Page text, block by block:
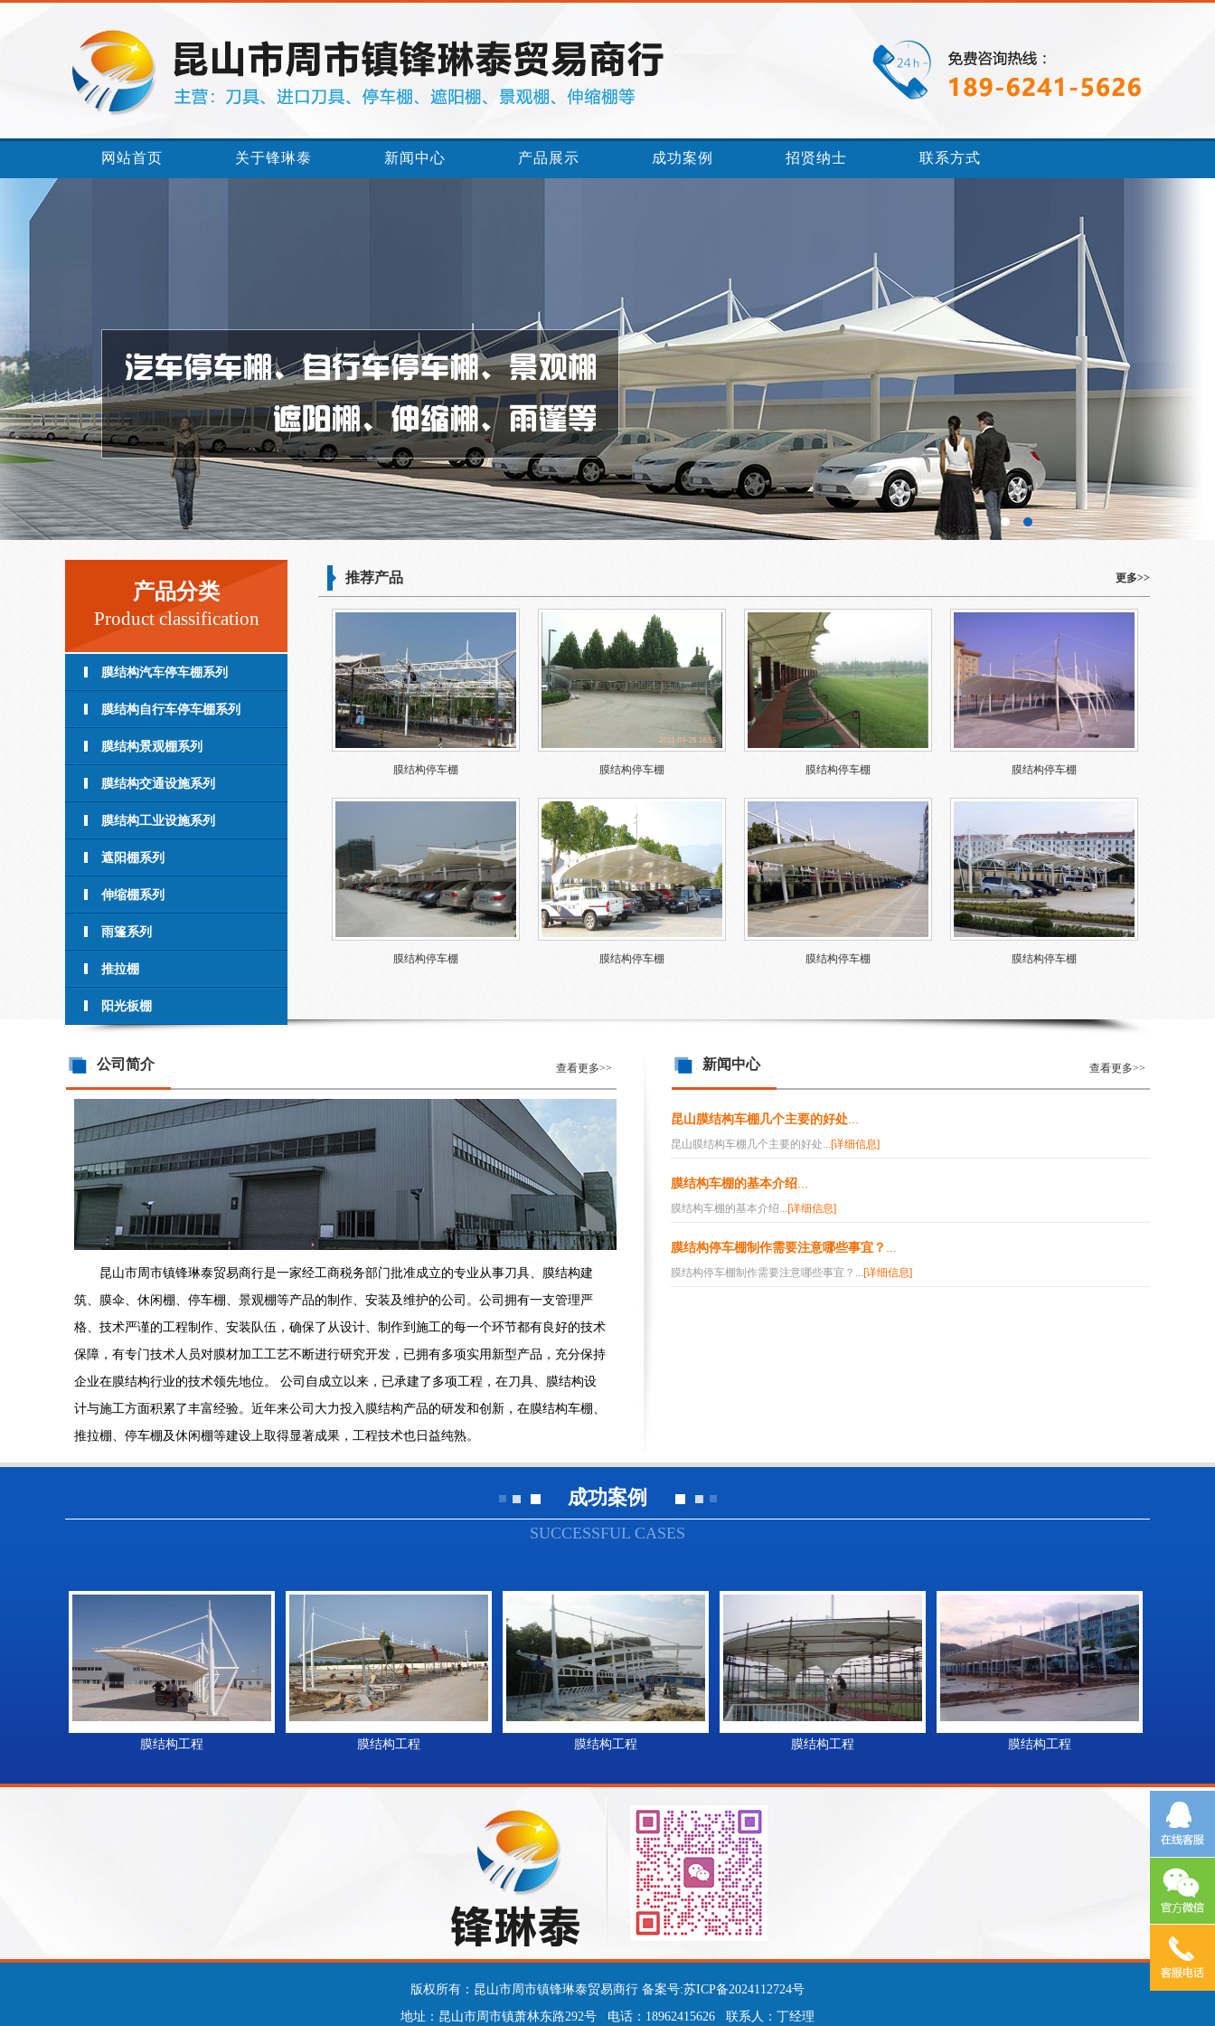
网站首页 关于锋琳泰 新闻中心 产品展示 成功案例 招贤纳士 联系方式
产品分类
Product classification
膜结构汽车停车棚系列
膜结构自行车停车棚系列
膜结构景观棚系列
膜结构交通设施系列
膜结构工业设施系列
遮阳棚系列
伸缩棚系列
雨篷系列
推拉棚
阳光板棚
推荐产品 更多>>
膜结构停车棚 膜结构停车棚 膜结构停车棚 膜结构停车棚
膜结构停车棚 膜结构停车棚 膜结构停车棚 膜结构停车棚
公司简介 查看更多>>
昆山市周市镇锋琳泰贸易商行是一家经工商税务部门批准成立的专业从事刀具、膜结构建
筑、膜伞、休闲棚、停车棚、景观棚等产品的制作、安装及维护的公司。公司拥有一支管理严
格、技术严谨的工程制作、安装队伍，确保了从设计、制作到施工的每一个环节都有良好的技术
保障，有专门技术人员对膜材加工工艺不断进行研究开发，已拥有多项实用新型产品，充分保持
企业在膜结构行业的技术领先地位。 公司自成立以来，已承建了多项工程，在刀具、膜结构设
计与施工方面积累了丰富经验。近年来公司大力投入膜结构产品的研发和创新，在膜结构车棚、
推拉棚、停车棚及休闲棚等建设上取得显著成果，工程技术也日益纯熟。
新闻中心 查看更多>>
昆山膜结构车棚几个主要的好处
昆山膜结构车棚几个主要的好处...[详细信息]
膜结构车棚的基本介绍
膜结构车棚的基本介绍...[详细信息]
膜结构停车棚制作需要注意哪些事宜？
膜结构停车棚制作需要注意哪些事宜？...[详细信息]
成功案例
SUCCESSFUL CASES
膜结构工程 膜结构工程 膜结构工程 膜结构工程 膜结构工程
版权所有：昆山市周市镇锋琳泰贸易商行 备案号:苏ICP备2024112724号
地址：昆山市周市镇萧林东路292号 电话：18962415626 联系人：丁经理